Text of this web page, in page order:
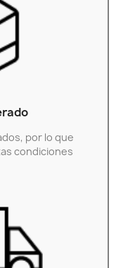
por lo que
condiciones